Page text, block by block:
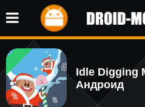
Idle Digging
Андроид